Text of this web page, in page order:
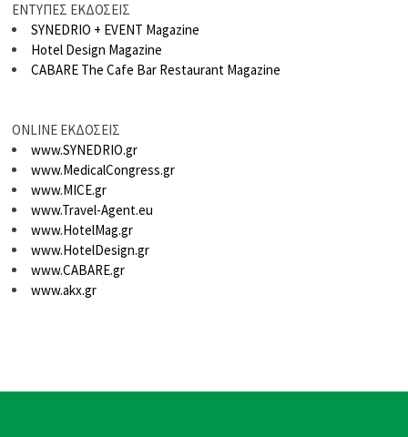
ΕΝΤΥΠΕΣ ΕΚΔΟΣΕΙΣ
SYNEDRIO + EVENT Magazine
Hotel Design Magazine
CABARE The Cafe Bar Restaurant Magazine
ONLINE ΕΚΔΟΣΕΙΣ
www.SYNEDRIO.gr
www.MedicalCongress.gr
www.MICE.gr
www.Travel-Agent.eu
www.HotelMag.gr
www.HotelDesign.gr
www.CABARE.gr
www.akx.gr